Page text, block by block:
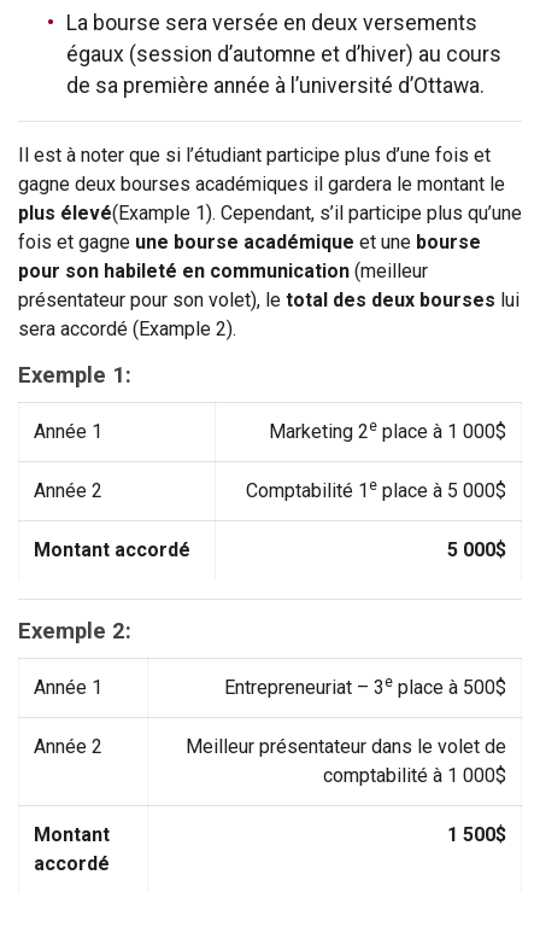
La bourse sera versée en deux versements
égaux (session d’automne et d’hiver) au cours
de sa première année à l’université d’Ottawa.
Il est à noter que si l’étudiant participe plus d’une fois et
gagne deux bourses académiques il gardera le montant le
plus élevé(Example 1). Cependant, s’il participe plus qu’une
fois et gagne une bourse académique et une bourse
pour son habileté en communication (meilleur
présentateur pour son volet), le total des deux bourses lui
sera accordé (Example 2).
Exemple 1:
Année 1 Marketing 2e place à 1 000$
Année 2 Comptabilité 1 e place à 5 000$
Montant accordé 5 000$
Exemple 2:
Année 1 Entrepreneuriat – 3 e place à 500$
Année 2
Meilleur présentateur dans le volet de
comptabilité à 1 000$
Montant
accordé
1 500$